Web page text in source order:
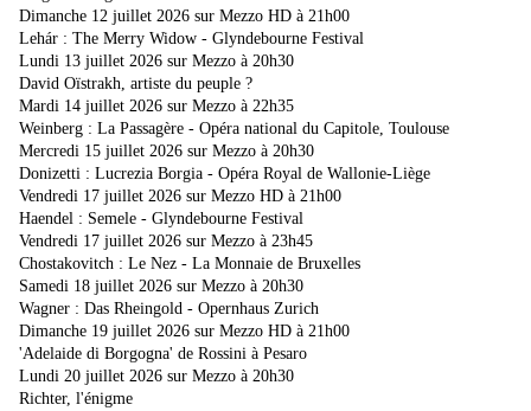
Dimanche 12 juillet 2026 sur Mezzo HD à 21h00
Lehár : The Merry Widow - Glyndebourne Festival
Lundi 13 juillet 2026 sur Mezzo à 20h30
David Oïstrakh, artiste du peuple ?
Mardi 14 juillet 2026 sur Mezzo à 22h35
Weinberg : La Passagère - Opéra national du Capitole, Toulouse
Mercredi 15 juillet 2026 sur Mezzo à 20h30
Donizetti : Lucrezia Borgia - Opéra Royal de Wallonie-Liège
Vendredi 17 juillet 2026 sur Mezzo HD à 21h00
Haendel : Semele - Glyndebourne Festival
Vendredi 17 juillet 2026 sur Mezzo à 23h45
Chostakovitch : Le Nez - La Monnaie de Bruxelles
Samedi 18 juillet 2026 sur Mezzo à 20h30
Wagner : Das Rheingold - Opernhaus Zurich
Dimanche 19 juillet 2026 sur Mezzo HD à 21h00
'Adelaide di Borgogna' de Rossini à Pesaro
Lundi 20 juillet 2026 sur Mezzo à 20h30
Richter, l'énigme